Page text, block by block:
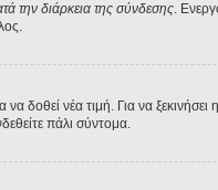
την διάρκεια της σύνδεσης.
νέα τιμή. Για να ξεκινήσει η
πάλι σύντομα.